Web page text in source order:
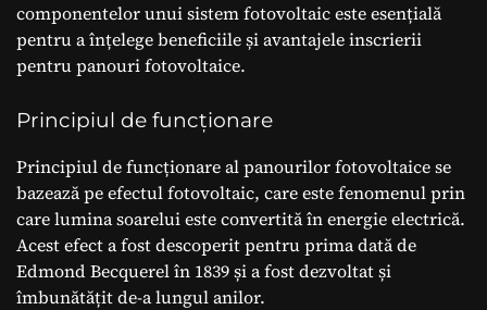
componentelor unui sistem fotovoltaic este esențială
pentru a înțelege beneficiile și avantajele inscrierii
pentru panouri fotovoltaice.
Principiul de funcționare
Principiul de funcționare al panourilor fotovoltaice se
bazează pe efectul fotovoltaic, care este fenomenul prin
care lumina soarelui este convertită în energie electrică.
Acest efect a fost descoperit pentru prima dată de
Edmond Becquerel în 1839 și a fost dezvoltat și
îmbunătățit de-a lungul anilor.